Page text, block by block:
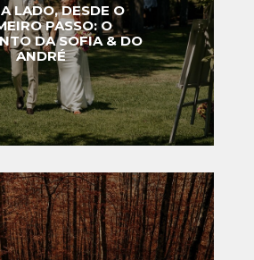
LADO, DESDE O
PASSO: O
DA SOFIA & DO
ANDRÉ